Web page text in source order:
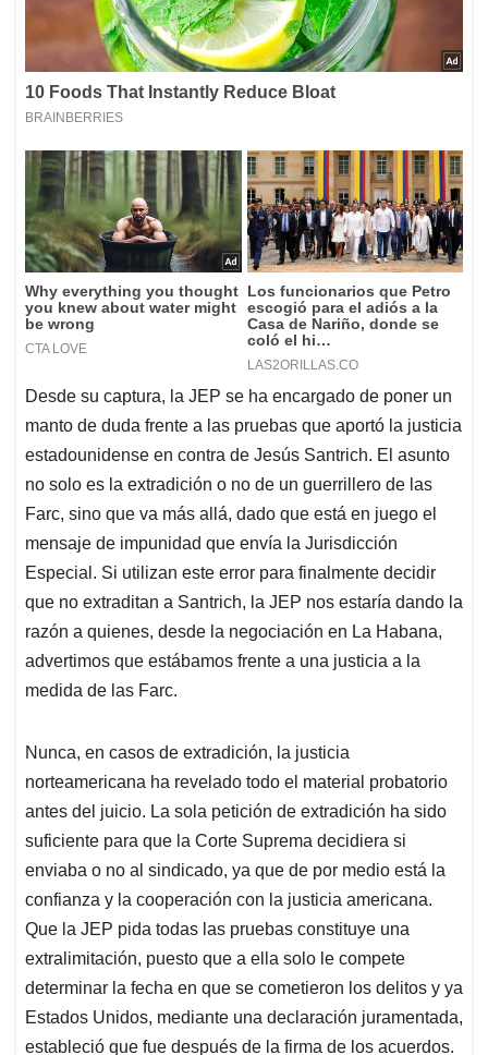
Desde su captura, la JEP se ha encargado de poner un
manto de duda frente a las pruebas que aportó la justicia
estadounidense en contra de Jesús Santrich. El asunto
no solo es la extradición o no de un guerrillero de las
Farc, sino que va más allá, dado que está en juego el
mensaje de impunidad que envía la Jurisdicción
Especial. Si utilizan este error para finalmente decidir
que no extraditan a Santrich, la JEP nos estaría dando la
razón a quienes, desde la negociación en La Habana,
advertimos que estábamos frente a una justicia a la
medida de las Farc.
Nunca, en casos de extradición, la justicia
norteamericana ha revelado todo el material probatorio
antes del juicio. La sola petición de extradición ha sido
suficiente para que la Corte Suprema decidiera si
enviaba o no al sindicado, ya que de por medio está la
confianza y la cooperación con la justicia americana.
Que la JEP pida todas las pruebas constituye una
extralimitación, puesto que a ella solo le compete
determinar la fecha en que se cometieron los delitos y ya
Estados Unidos, mediante una declaración juramentada,
estableció que fue después de la firma de los acuerdos.